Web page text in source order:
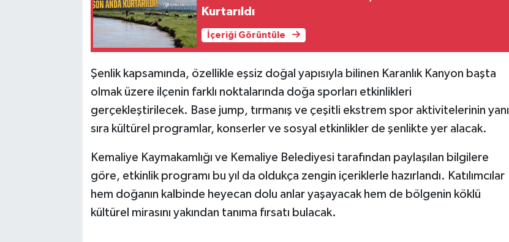
Kurtarıldı
İçeriği Görüntüle
Şenlik kapsamında, özellikle eşsiz doğal yapısıyla bilinen Karanlık Kanyon başta
olmak üzere ilçenin farklı noktalarında doğa sporları etkinlikleri
gerçekleştirilecek. Base jump, tırmanış ve çeşitli ekstrem spor aktivitelerinin yanı
sıra kültürel programlar, konserler ve sosyal etkinlikler de şenlikte yer alacak.
Kemaliye Kaymakamlığı ve Kemaliye Belediyesi tarafından paylaşılan bilgilere
göre, etkinlik programı bu yıl da oldukça zengin içeriklerle hazırlandı. Katılımcılar
hem doğanın kalbinde heyecan dolu anlar yaşayacak hem de bölgenin köklü
kültürel mirasını yakından tanıma fırsatı bulacak.